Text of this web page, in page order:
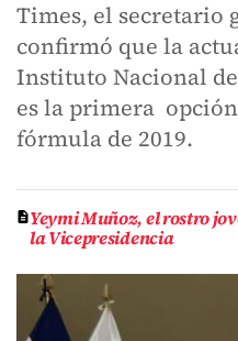
Times, el secretario
confirmó que la
Instituto Nacional
es la primera
fórmula de 2019.
Yeymi Muñoz, el rostro
la Vicepresidencia